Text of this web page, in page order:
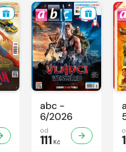
abc -
6/2026
od
111 Kč